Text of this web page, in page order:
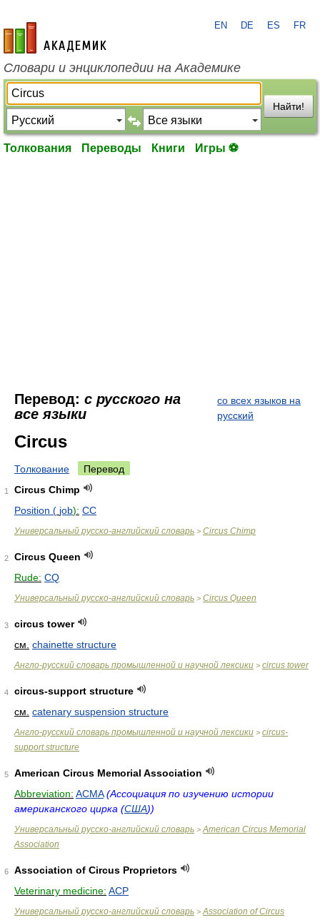
academic.ru
EN DE ES FR
Словари и энциклопедии на Академике
Найти!
Толкования Переводы Книги Игры ⚽
Перевод: с русского на
все языки
со всех языков на
русский
Circus
Толкование Перевод
1
Circus Chimp
Position ( job): CC
Универсальный русско-английский словарь > Circus Chimp
2
Circus Queen
Rude: CQ
Универсальный русско-английский словарь > Circus Queen
3
circus tower
см. chainette structure
Англо-русский словарь промышленной и научной лексики > circus tower
4
circus-support structure
см. catenary suspension structure
Англо-русский словарь промышленной и научной лексики > circus-
support structure
5
American Circus Memorial Association
Abbreviation: ACMA (Ассоциация по изучению истории
американского цирка (США))
Универсальный русско-английский словарь > American Circus Memorial
Association
6
Association of Circus Proprietors
Veterinary medicine: ACP
Универсальный русско-английский словарь > Association of Circus